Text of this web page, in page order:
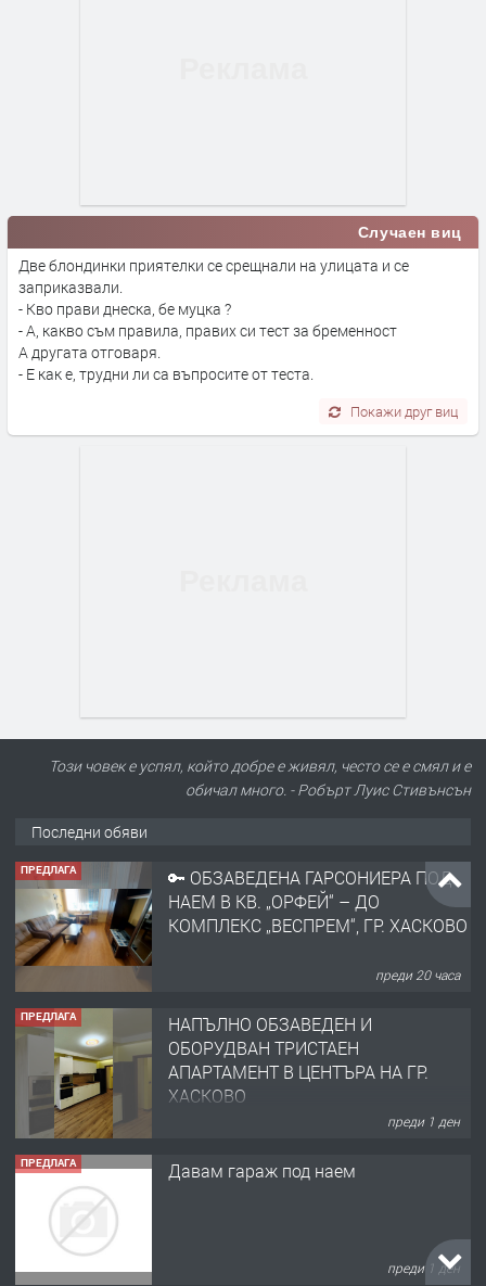
Случаен виц
Две блондинки приятелки се срещнали на улицата и се
заприказвали.
- Кво прави днеска, бе муцка ?
- А, какво съм правила, правих си тест за бременност
А другата отговаря.
- Е как е, трудни ли са въпросите от теста.
Покажи друг виц
Този човек е успял, който добре е живял, често се е смял и е
обичал много. - Робърт Луис Стивънсън
Последни обяви
ПРЕДЛАГА
🔑 ОБЗАВЕДЕНА ГАРСОНИЕРА ПОД
НАЕМ В КВ. „ОРФЕЙ“ – ДО
КОМПЛЕКС „ВЕСПРЕМ“, ГР. ХАСКОВО
преди 20 часа
ПРЕДЛАГА
НАПЪЛНО ОБЗАВЕДЕН И
ОБОРУДВАН ТРИСТАЕН
АПАРТАМЕНТ В ЦЕНТЪРА НА ГР.
ХАСКОВО
преди 1 ден
ПРЕДЛАГА Давам гараж под наем
преди 1 ден